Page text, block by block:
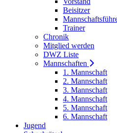
Beisitzer
Trainer
Chronik
Mitglied werden
DWZ Liste
Mannschaften
1. Mannschaft
2. Mannschaft
3. Mannschaft
4. Mannschaft
5. Mannschaft
6. Mannschaft
Jugend